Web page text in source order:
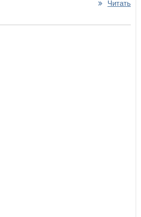
Читать